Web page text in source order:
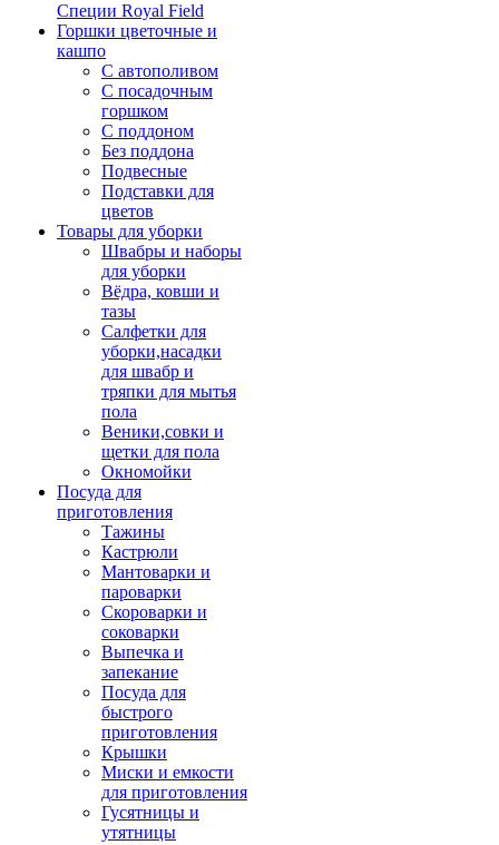
Специи Royal Field
Горшки цветочные и
кашпо
С автополивом
С посадочным
горшком
С поддоном
Без поддона
Подвесные
Подставки для
цветов
Товары для уборки
Швабры и наборы
для уборки
Вёдра, ковши и
тазы
Салфетки для
уборки,насадки
для швабр и
тряпки для мытья
пола
Веники,совки и
щетки для пола
Окномойки
Посуда для
приготовления
Тажины
Кастрюли
Мантоварки и
пароварки
Скороварки и
соковарки
Выпечка и
запекание
Посуда для
быстрого
приготовления
Крышки
Миски и емкости
для приготовления
Гусятницы и
утятницы